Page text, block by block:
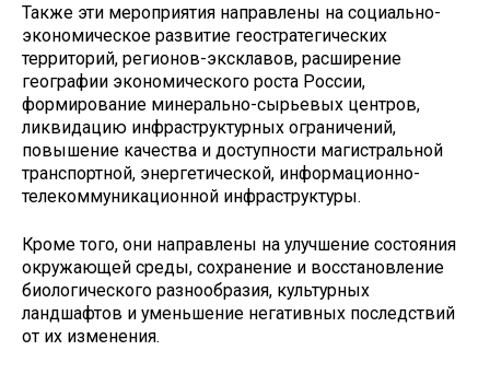
Также эти мероприятия направлены на социально-
экономическое развитие геостратегических
территорий, регионов-эксклавов, расширение
географии экономического роста России,
формирование минерально-сырьевых центров,
ликвидацию инфраструктурных ограничений,
повышение качества и доступности магистральной
транспортной, энергетической, информационно-
телекоммуникационной инфраструктуры.
Кроме того, они направлены на улучшение состояния
окружающей среды, сохранение и восстановление
биологического разнообразия, культурных
ландшафтов и уменьшение негативных последствий
от их изменения.